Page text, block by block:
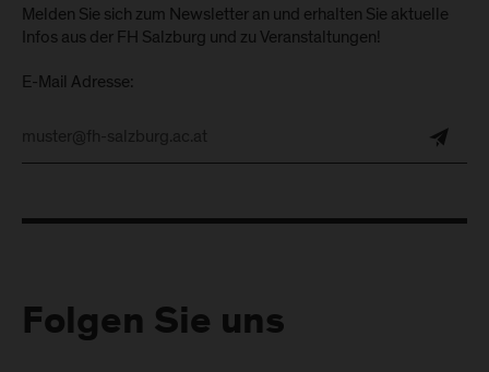
Melden Sie sich zum Newsletter an und erhalten Sie aktuelle
Infos aus der FH Salzburg und zu Veranstaltungen!
E-Mail Adresse:
Folgen Sie uns